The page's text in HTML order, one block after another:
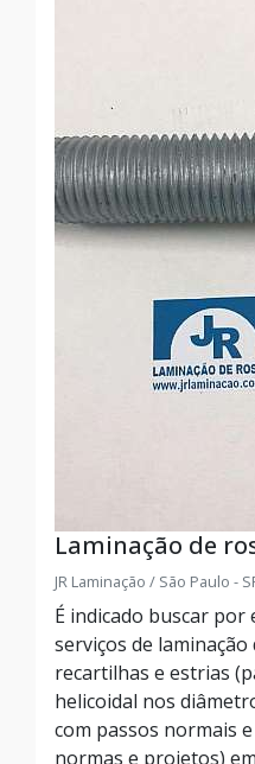
Laminação de
JR Laminação / São Paulo -
É indicado buscar
serviços de laminação
recartilhas e estrias
helicoidal nos
com passos normais
normas e projetos)